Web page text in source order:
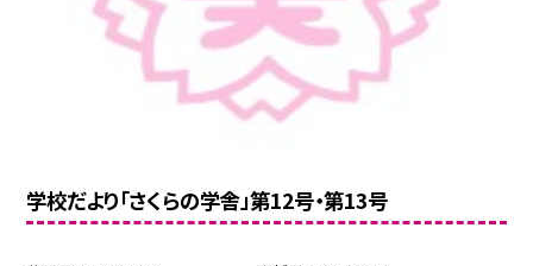
学校だより「さくらの学舎」第12号・第13号